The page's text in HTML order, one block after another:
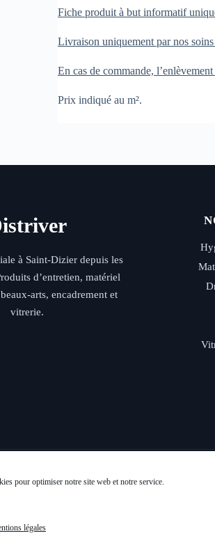
pour optimiser notre site web et notre service.
légales
Fiche produit à but informatif
Livraison uniquement par nos
En cas de commande,
Prix indiqué au m².
à Saint-Dizier depuis les
d’entretien, matériel
arts, encadrement et
vitrerie.